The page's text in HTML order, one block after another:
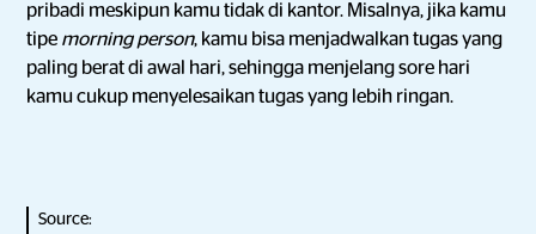
pribadi meskipun kamu tidak di kantor. Misalnya, jika kamu
tipe morning person, kamu bisa menjadwalkan tugas yang
paling berat di awal hari, sehingga menjelang sore hari
kamu cukup menyelesaikan tugas yang lebih ringan.
Source: